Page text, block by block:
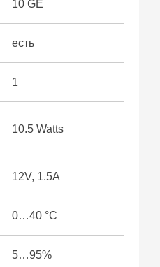
10 GE
есть
1
10.5 Watts
12V, 1.5A
0…40 °C
5…95%